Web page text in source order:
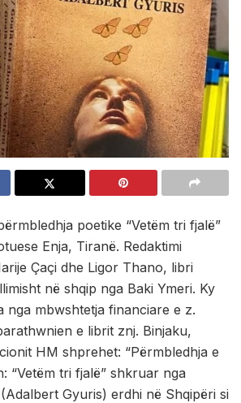
poetike “Vetëm tri fjalë”
Enja, Tiranë. Redaktimi
Çaçi dhe Ligor Thano, libri
në shqip nga Baki Ymeri. Ky
nga mbwshtetja financiare e z.
e librit znj. Binjaku,
HM shprehet: “Përmbledhja e
“Vetëm tri fjalë” shkruar nga
Gyuris) erdhi në Shqipëri si